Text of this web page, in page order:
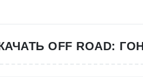
OFF ROAD: